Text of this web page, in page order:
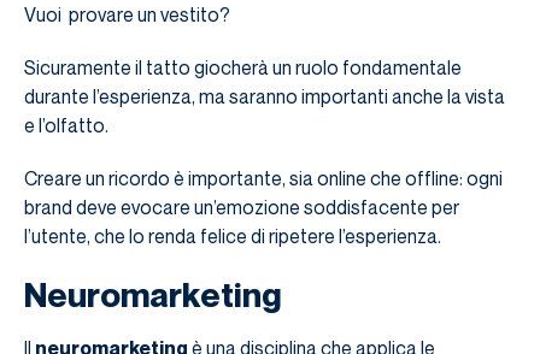
Vuoi provare un vestito?
Sicuramente il tatto giocherà un ruolo fondamentale
durante l’esperienza, ma saranno importanti anche la vista
e l’olfatto.
Creare un ricordo è importante, sia online che offline: ogni
brand deve evocare un’emozione soddisfacente per
l’utente, che lo renda felice di ripetere l’esperienza.
Neuromarketing
Il neuromarketing è una disciplina che applica le